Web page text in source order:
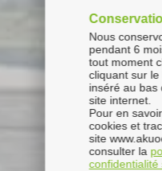
Nous
pendant 6
tout moment
cliquant sur
inséré au bas
site internet.
Pour en
cookies et
site
consulter la
confidentialité